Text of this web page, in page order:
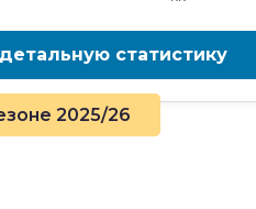
статистику
2025/26